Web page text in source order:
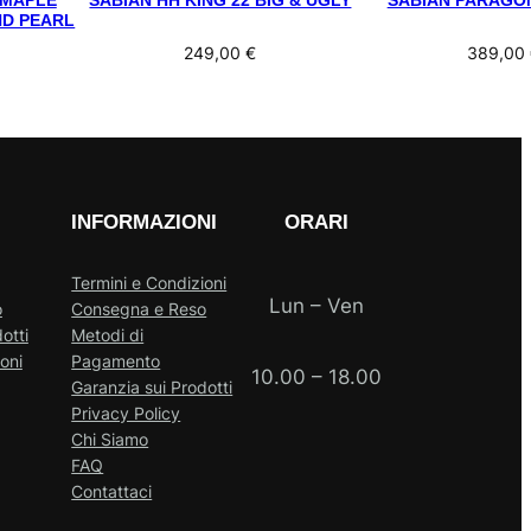
PEARL
249,00€ 389,00
INFORMAZIONI
Termini e Condizioni
Consegna e Reso
Metodi di
Pagamento
Garanzia sui Prodotti
Privacy Policy
Chi Siamo
FAQ
Contattaci
ORARI
Lun – Ven
10.00 – 18.00